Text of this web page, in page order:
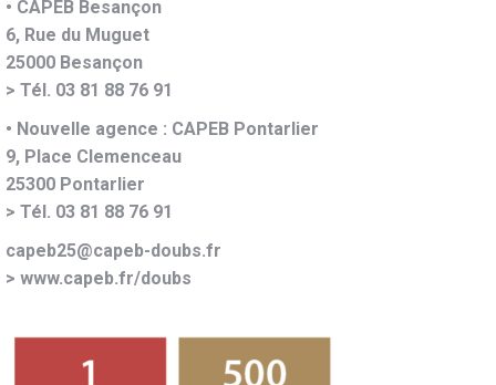
• CAPEB Besançon
6, Rue du Muguet
25000 Besançon
> Tél. 03 81 88 76 91
• Nouvelle agence : CAPEB Pontarlier
9, Place Clemenceau
25300 Pontarlier
> Tél. 03 81 88 76 91
capeb25@capeb-doubs.fr
> www.capeb.fr/doubs